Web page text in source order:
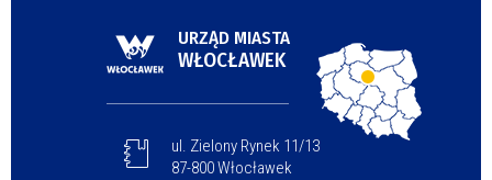
URZĄD MIASTA
WŁOCŁAWEK
ul. Zielony Rynek 11/13
87-800 Włocławek